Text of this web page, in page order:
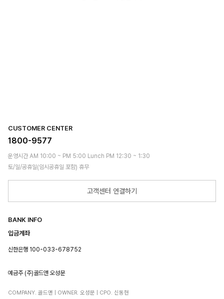
CUSTOMER CENTER
1800-9577
운영시간 AM 10:00 ~ PM 5:00 Lunch PM 12:30 ~ 1:30
토/일/공휴일(임시공휴일 포함) 휴무
고객센터 연결하기
BANK INFO
입금계좌
신한은행 100-033-678752
예금주 (주)골드앤 오성문
COMPANY. 골드앤 | OWNER. 오성문 | CPO. 신동현